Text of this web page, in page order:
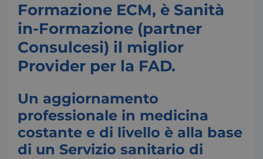
Formazione ECM, è Sanità
in-Formazione (partner
Consulcesi) il miglior
Provider per la FAD.
Un aggiornamento
professionale in medicina
costante e di livello è alla base
di un Servizio sanitario di